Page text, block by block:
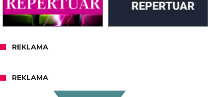
REKLAMA
REKLAMA